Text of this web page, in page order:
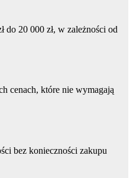
20 000 zł, w zależności od
cenach, które nie wymagają
bez konieczności zakupu